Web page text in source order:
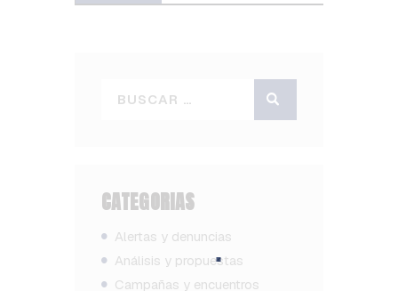
CATEGORIAS
Alertas y denuncias
Análisis y propuestas
Campañas y encuentros